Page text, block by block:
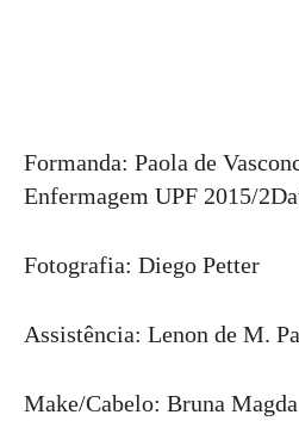
Formanda: Paola de
Enfermagem UPF 2015/
Fotografia: Diego Petter
Assistência: Lenon de M.
Make/Cabelo: Bruna